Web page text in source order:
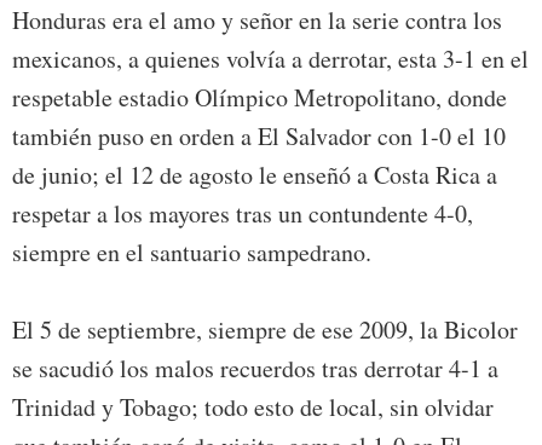
Honduras era el amo y señor en la serie contra los
mexicanos, a quienes volvía a derrotar, esta 3-1 en el
respetable estadio Olímpico Metropolitano, donde
también puso en orden a El Salvador con 1-0 el 10
de junio; el 12 de agosto le enseñó a Costa Rica a
respetar a los mayores tras un contundente 4-0,
siempre en el santuario sampedrano.
El 5 de septiembre, siempre de ese 2009, la Bicolor
se sacudió los malos recuerdos tras derrotar 4-1 a
Trinidad y Tobago; todo esto de local, sin olvidar